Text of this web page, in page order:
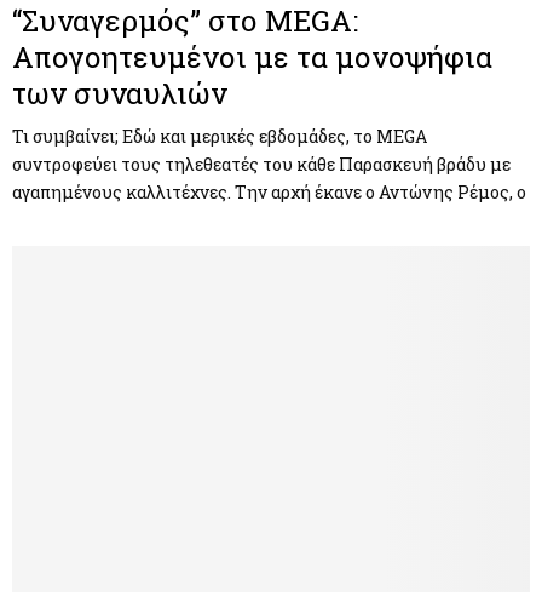
“Συναγερμός” στο MEGA:
Απογοητευμένοι με τα μονοψήφια
των συναυλιών
Τι συμβαίνει; Εδώ και μερικές εβδομάδες, το MEGA
συντροφεύει τους τηλεθεατές του κάθε Παρασκευή βράδυ με
αγαπημένους καλλιτέχνες. Την αρχή έκανε ο Αντώνης Ρέμος, ο